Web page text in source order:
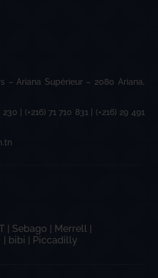
– Ariana Supérieur – 2080 Ariana,
| (+216) 71 710 831 | (+216) 29 491
Sebago Merrell
bibi Piccadilly